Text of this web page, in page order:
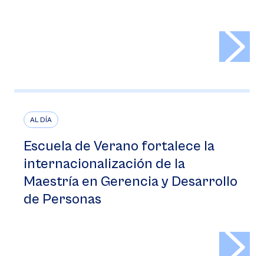
AL DÍA
Escuela de Verano fortalece la
internacionalización de la
Maestría en Gerencia y Desarrollo
de Personas